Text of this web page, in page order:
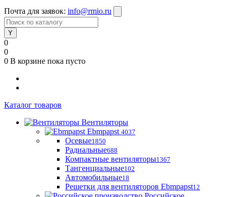
Почта для заявок: info@rmio.ru
0
0
0 В корзине пока пусто
Каталог товаров
Вентиляторы
Ebmpapst 4037
Осевые1850
Радиальные688
Компактные вентиляторы1367
Тангенциальные102
Автомобильные18
Решетки для вентиляторов Ebmpapst12